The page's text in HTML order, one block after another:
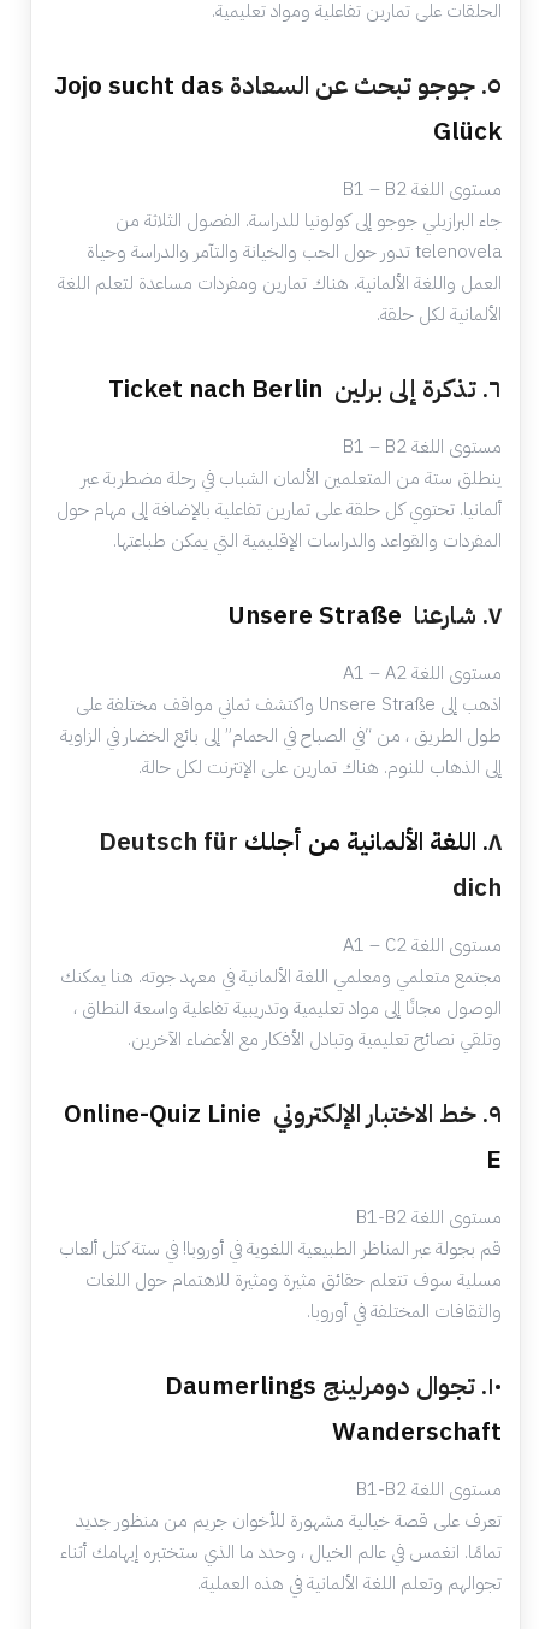
الحلقات على تمارين تفاعلية ومواد تعليمية.
٥. جوجو تبحث عن السعادة
Jojo sucht das
Glück
مستوى اللغة B1 – B2
جاء البرازيلي جوجو إلى كولونيا للدراسة. الفصول الثلاثة من
telenovela تدور حول الحب والخيانة والتآمر والدراسة وحياة
العمل واللغة الألمانية. هناك تمارين ومفردات مساعدة لتعلم اللغة
الألمانية لكل حلقة.
٦. تذكرة إلى برلين Ticket nach Berlin
مستوى اللغة B1 – B2
ينطلق ستة من المتعلمين الألمان الشباب في رحلة مضطربة عبر
ألمانيا. تحتوي كل حلقة على تمارين تفاعلية بالإضافة إلى مهام حول
المفردات والقواعد والدراسات الإقليمية التي يمكن طباعتها.
٧. شارعنا Unsere Straße
مستوى اللغة A1 – A2
اذهب إلى Unsere Straße واكتشف ثماني مواقف مختلفة على
طول الطريق ، من “في الصباح في الحمام” إلى بائع الخضار في الزاوية
إلى الذهاب للنوم. هناك تمارين على الإنترنت لكل حالة.
٨. اللغة الألمانية من أجلك Deutsch für
dich
مستوى اللغة A1 – C2
مجتمع متعلمي ومعلمي اللغة الألمانية في معهد جوته. هنا يمكنك
الوصول مجانًا إلى مواد تعليمية وتدريبية تفاعلية واسعة النطاق ،
وتلقي نصائح تعليمية وتبادل الأفكار مع الأعضاء الآخرين.
٩. خط الاختبار الإلكتروني
Online-Quiz Linie
E
مستوى اللغة B1-B2
قم بجولة عبر المناظر الطبيعية اللغوية في أوروبا! في ستة كتل ألعاب
مسلية سوف تتعلم حقائق مثيرة ومثيرة للاهتمام حول اللغات
والثقافات المختلفة في أوروبا.
١٠. تجوال دومرلينج
Daumerlings
Wanderschaft
مستوى اللغة B1-B2
تعرف على قصة خيالية مشهورة للأخوان جريم من منظور جديد
تمامًا. انغمس في عالم الخيال ، وحدد ما الذي ستختبره إبهامك أثناء
تجوالهم وتعلم اللغة الألمانية في هذه العملية.